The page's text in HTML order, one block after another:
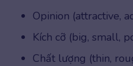
Opinion (attractive,
Kích cỡ (big, small,
Chất lượng (thin,